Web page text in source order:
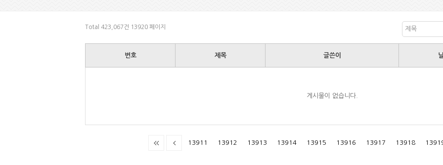
Total 423,067건 13920 페이지 제목
번호 제목 글쓴이
게시물이 없습니다.
13911 13912 13913 13914 13915 13916 13917 13918